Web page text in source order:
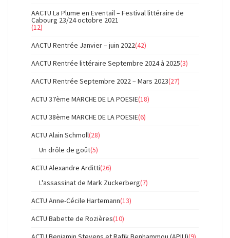
AACTU La Plume en Eventail – Festival littéraire de
Cabourg 23/24 octobre 2021
(12)
AACTU Rentrée Janvier – juin 2022(42)
AACTU Rentrée littéraire Septembre 2024 à 2025(3)
AACTU Rentrée Septembre 2022 – Mars 2023(27)
ACTU 37ème MARCHE DE LA POESIE(18)
ACTU 38ème MARCHE DE LA POESIE(6)
ACTU Alain Schmoll(28)
Un drôle de goût(5)
ACTU Alexandre Arditti(26)
L'assassinat de Mark Zuckerberg(7)
ACTU Anne-Cécile Hartemann(13)
ACTU Babette de Rozières(10)